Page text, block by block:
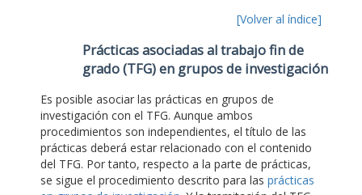
[Volver al índice]
Prácticas asociadas al trabajo fin de
grado (TFG) en grupos de investigación
Es posible asociar las prácticas en grupos de
investigación con el TFG. Aunque ambos
procedimientos son independientes, el título de las
prácticas deberá estar relacionado con el contenido
del TFG. Por tanto, respecto a la parte de prácticas,
se sigue el procedimiento descrito para las prácticas